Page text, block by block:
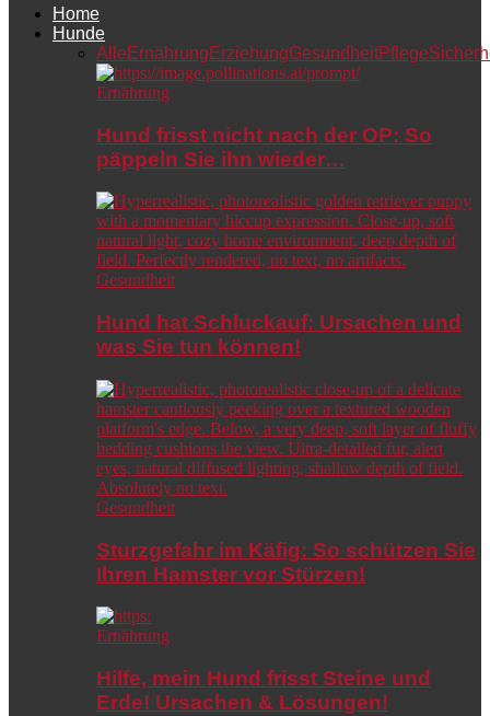
Home
Hunde
Alle Ernährung ErziehungGesundheitPflege
Ernährung
Hund frisst nicht nach der OP: So
päppeln Sie ihn wieder…
Gesundheit
Hund hat Schluckauf: Ursachen und
was Sie tun können!
Gesundheit
Sturzgefahr im Käfig: So schützen Sie
Ihren Hamster vor Stürzen!
Ernährung
Hilfe, mein Hund frisst Steine und
Erde! Ursachen & Lösungen!